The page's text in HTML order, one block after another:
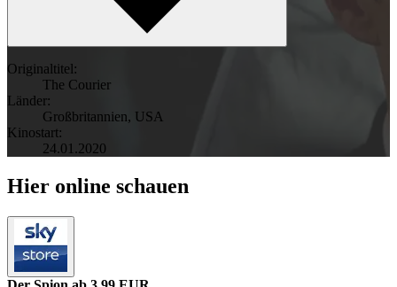
Originaltitel:
The Courier
Länder:
Großbritannien, USA
Kinostart:
24.01.2020
Hier online schauen